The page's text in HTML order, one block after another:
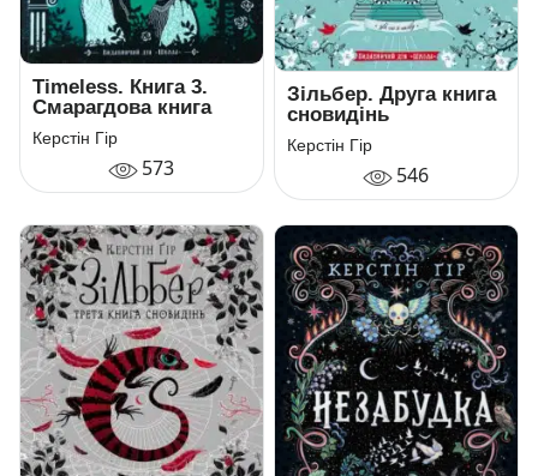
Timeless. Книга 3.
Смарагдова книга
Керстін Гір
573
Зільбер. Друга книга
сновидінь
Керстін Гір
546